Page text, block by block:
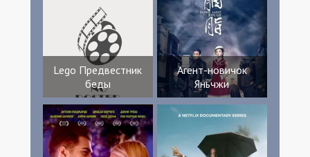
Lego Предвестник
беды
Агент-новичок
Яньчжи